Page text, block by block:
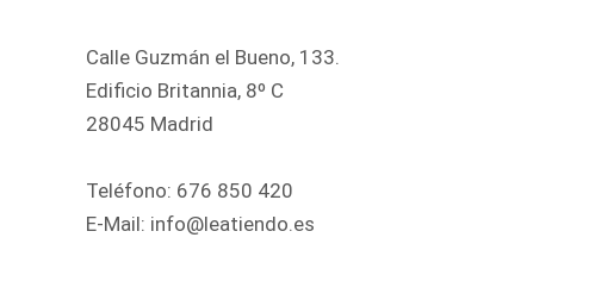
Calle Guzmán el Bueno, 133.
Edificio Britannia, 8º C
28045 Madrid
Teléfono: 676 850 420
E-Mail: info@leatiendo.es